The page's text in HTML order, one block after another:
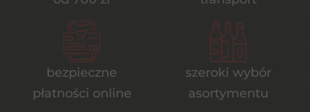
bezpieczne
płatności online
szeroki wybór
asortymentu